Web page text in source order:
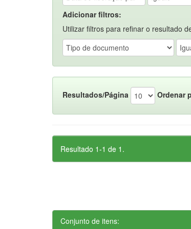
Adicionar filtros:
Utilizar filtros para refinar o resultado
Resultados/Página Ordenar
Resultado 1-1 de 1.
Conjunto de itens: